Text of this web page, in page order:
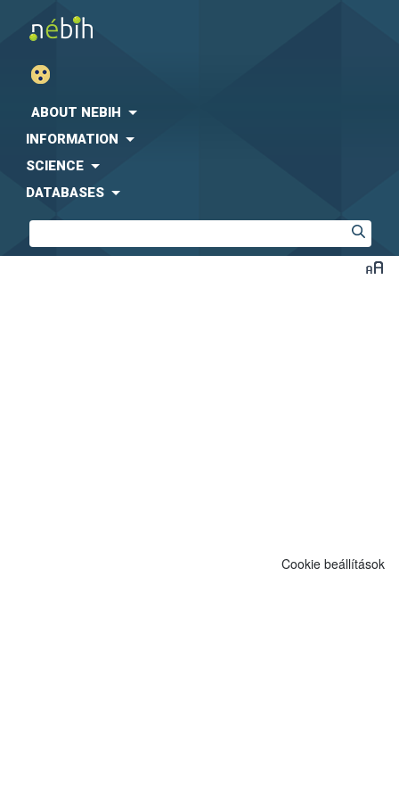
ABOUT NEBIH
INFORMATION
SCIENCE
DATABASES
Cookie beállítások